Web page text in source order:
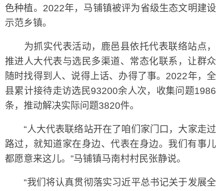
色种植。2022年，马铺镇被评为省级生态文明建设
示范乡镇。
为抓实代表活动，鹿邑县依托代表联络站点，
推进人大代表与选民多渠道、常态化联系，让群众
随时找得到人、说得上话、办得了事。2022年，全
县累计接待走访选民93200余人次，收集问题1986
条，推动解决实际问题3820件。
“人大代表联络站开在了咱们家门口，大家走过
路过，就知道家在身边、代表在身边。我们有事儿
都愿意来这儿。”马铺镇马南村村民张静说。
“我们将认真贯彻落实习近平总书记关于发展全